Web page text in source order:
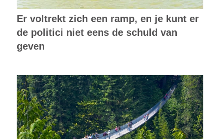
Er voltrekt zich een ramp, en je kunt er
de politici niet eens de schuld van
geven